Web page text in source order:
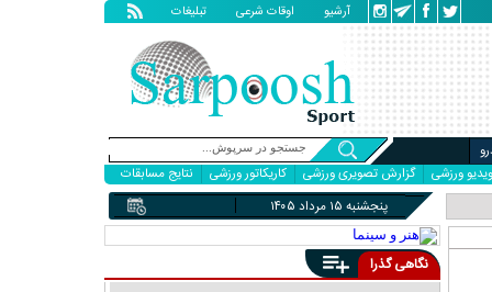
تبلیغات اوقات شرعی آرشیو
ویدیو ورزشی گزارش تصویری ورزشی کاریکاتور ورزشی نتایج مسابقات
پنجشنبه ۱۵ مرداد ۱۴۰۵
نگاهی گذرا